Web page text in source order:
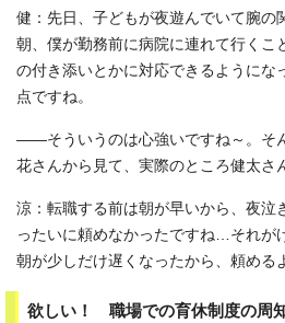
健：先日、子どもが夜遊んでいて腕の
朝、僕が勤務前に病院に連れて行くこ
の付き添いとかに対応できるようにな
点ですね。
――そういうのは心強いですね～。そ
花さんから見て、実際のところ健太さ
涼：転職する前は朝が早いから、夜泣
ったいに頼めなかったですね…それが
朝が少しだけ遅くなったから、頼める
欲しい！ 職場での育休制度の周